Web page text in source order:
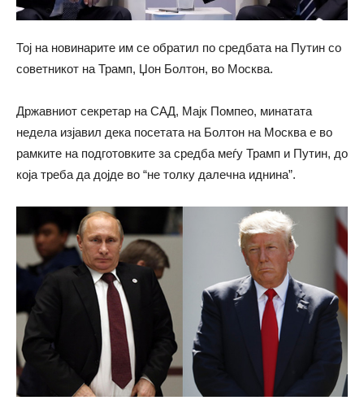
Тој на новинарите им се обратил по средбата на Путин со
советникот на Трамп, Џон Болтон, во Москва.
Државниот секретар на САД, Мајк Помпео, минатата
недела изјавил дека посетата на Болтон на Москва е во
рамките на подготовките за средба меѓу Трамп и Путин, до
која треба да дојде во “не толку далечна иднина”.